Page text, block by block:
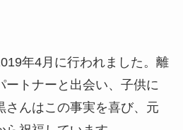
年4月に行われました。離
ートナーと出会い、子供に
さんはこの事実を喜び、元